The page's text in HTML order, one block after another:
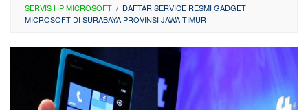
SERVIS HP MICROSOFT / DAFTAR SERVICE RESMI GADGET
MICROSOFT DI SURABAYA PROVINSI JAWA TIMUR